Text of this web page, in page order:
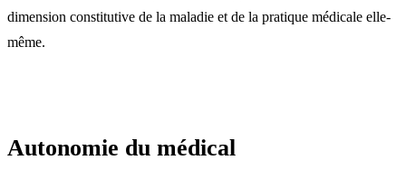
dimension constitutive de la maladie et de la pratique médicale elle-
même.
Autonomie du médical